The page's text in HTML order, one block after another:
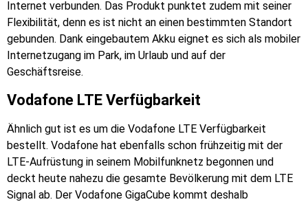
Internet verbunden. Das Produkt punktet zudem mit seiner
Flexibilität, denn es ist nicht an einen bestimmten Standort
gebunden. Dank eingebautem Akku eignet es sich als mobiler
Internetzugang im Park, im Urlaub und auf der
Geschäftsreise.
Vodafone LTE Verfügbarkeit
Ähnlich gut ist es um die Vodafone LTE Verfügbarkeit
bestellt. Vodafone hat ebenfalls schon frühzeitig mit der
LTE-Aufrüstung in seinem Mobilfunknetz begonnen und
deckt heute nahezu die gesamte Bevölkerung mit dem LTE
Signal ab. Der Vodafone GigaCube kommt deshalb